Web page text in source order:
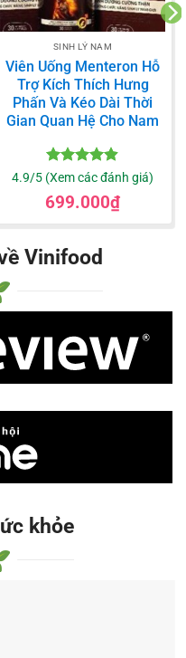
SINH LÝ NAM
Viên Uống Menteron Hỗ
Trợ Kích Thích Hưng
Phấn Và Kéo Dài Thời
Gian Quan Hệ Cho Nam
Được xếp
sao
4.9/5 (Xem các đánh giá)
699.000₫
Vinifood
khỏe